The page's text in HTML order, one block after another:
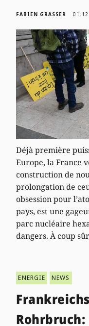
FABIEN GRASSER
Déjà première
Europe, la France
construction de
prolongation de
obsession pour
pays, est une
parc nucléaire
dangers. À coup
ENERGIE NEWS
Rohrbruch: